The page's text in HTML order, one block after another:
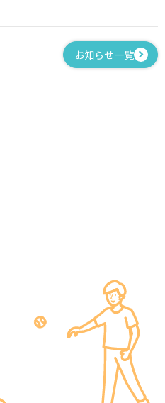
お知らせ一覧